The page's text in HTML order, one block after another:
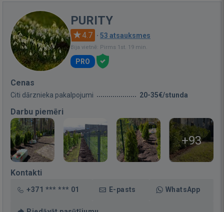
PURITY
4.7 · 53 atsauksmes
Bija vietnē: Pirms 1st. 19 min.
PRO
Cenas
Citi dārznieka pakalpojumi 20-35€/stunda
Darbu piemēri
+93
Kontakti
+371 *** *** 01 E-pasts WhatsApp